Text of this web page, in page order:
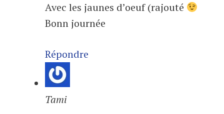
Avec les jaunes d’oeuf (rajouté
Bonn journée
Répondre
Tami